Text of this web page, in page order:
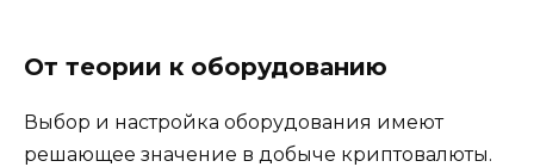
От теории к оборудованию
Выбор и настройка оборудования имеют
решающее значение в добыче криптовалюты.